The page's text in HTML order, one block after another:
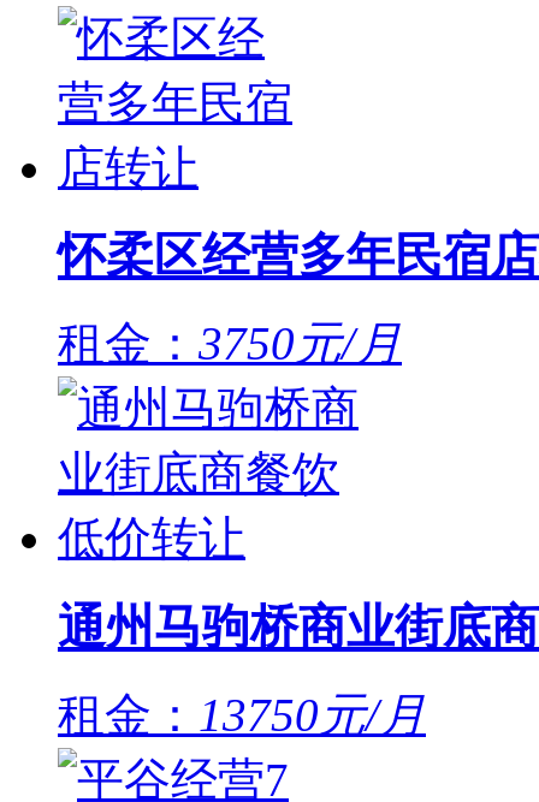
怀柔区经营多年民宿
租金： 3750元/月
通州马驹桥商业街底
租金： 13750元/月